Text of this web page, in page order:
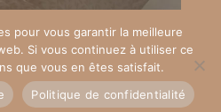
pour vous garantir la meilleure
Si vous continuez à utiliser ce
que vous en êtes satisfait.
Politique de confidentialité